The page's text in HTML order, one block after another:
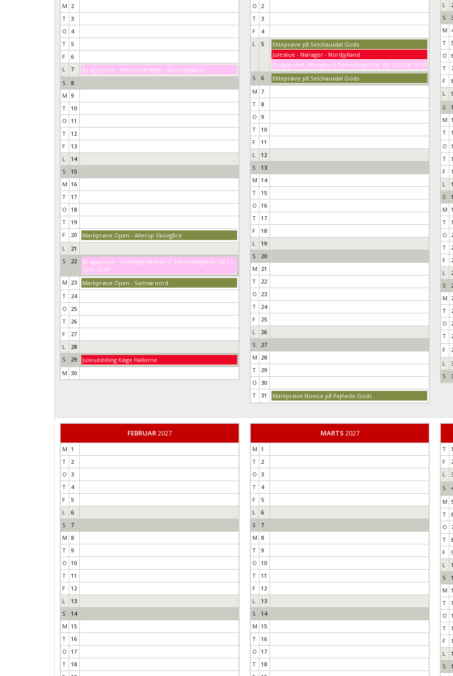
M 2
T
3
O
4
T
5
F
6
L
7
Brugsprøve - Horserød Hegn - Nordsjælland
S
8
M 9
T
10
O
11
T
12
F
13
L
14
S
15
M 16
T
17
O
18
T
19
F
20
Markprøve Open - Allerup Skovgård
L
21
S
22
Brugsprøve - Herfølge (Midtsj.) // Tilmeldingsfrist: 18-11-
2026 23:59
M 23
Markprøve Open - Samsø nord
T
24
O
25
T
26
F
27
L
28
S
29
Juleudstilling Køge Hallerne
M 30
O
2
T
3
F
4
L
5
Eliteprøve på Selchausdal Gods
Juleskue - Nørager - Nordjylland
Brugsprøve, Nørager // Tilmeldingsfrist: 05-12-2026 10:00
S
6
Eliteprøve på Selchausdal Gods
M 7
T
8
O 9
T
10
F
11
L
12
S
13
M 14
T
15
O
16
T
17
F
18
L
19
S
20
M 21
T
22
O
23
T
24
F
25
L
26
S
27
M 28
T
29
O 30
T
31 Markprøve Novice på Pajhede Gods
L
S
M
T
O
T
F
L
S
M
T
O
T
F
L
S
M
T
O
T
F
L
S
M
T
O
T
F
L
S
FEBRUAR2027
M 1
T
2
O 3
T
4
F
5
L
6
S
7
M 8
T
9
O
10
T
11
F
12
L
13
S
14
M 15
T
16
O
17
T
18
MARTS 2027
M 1
T
2
O 3
T
4
F
5
L
6
S
7
M 8
T
9
O
10
T
11
F
12
L
13
S
14
M 15
T
16
O
17
T
18
T
1
F
L
S
M
T
O
T
F
L
S
M
T
O
T
F
L
S